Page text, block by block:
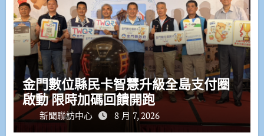
金門數位縣民卡智慧升級全島支付圈
啟動 限時加碼回饋開跑
新聞聯訪中心 8 月 7, 2026